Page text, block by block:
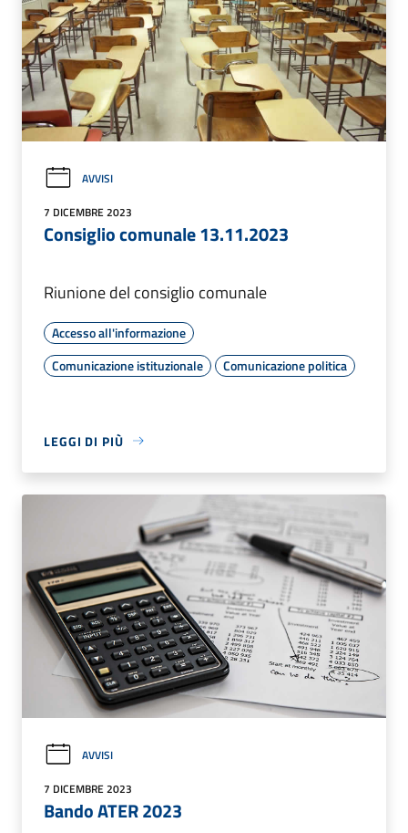
AVVISI
7 DICEMBRE 2023
Consiglio comunale 13.11.2023
Riunione del consiglio comunale
Accesso all'informazione
Comunicazione istituzionale
Comunicazione politica
LEGGI DI PIÙ
AVVISI
7 DICEMBRE 2023
Bando ATER 2023